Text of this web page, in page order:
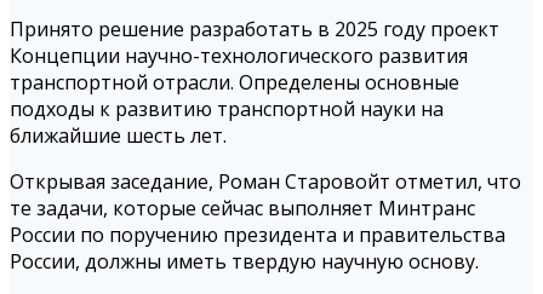
Принято решение разработать в 2025 году проект
Концепции научно-технологического развития
транспортной отрасли. Определены основные
подходы к развитию транспортной науки на
ближайшие шесть лет.
Открывая заседание, Роман Старовойт отметил, что
те задачи, которые сейчас выполняет Минтранс
России по поручению президента и правительства
России, должны иметь твердую научную основу.